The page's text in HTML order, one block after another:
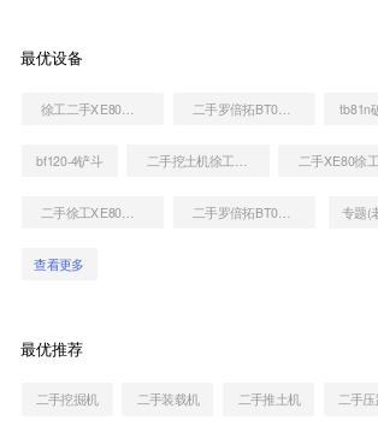
最优设备
二手罗倍拓BT01113高空作业机械 tb81n
bf120-4铲斗
二手罗倍拓BT01853高空作业机械 专题(
查看更多
最优推荐
二手挖掘机 二手装载机 二手推土机 二手